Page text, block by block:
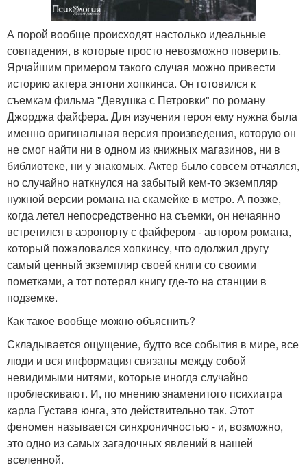
А порой вообще происходят настолько идеальные
совпадения, в которые просто невозможно поверить.
Ярчайшим примером такого случая можно привести
историю актера энтони хопкинса. Он готовился к
съемкам фильма "Девушка с Петровки" по роману
Джорджа файфера. Для изучения героя ему нужна была
именно оригинальная версия произведения, которую он
не смог найти ни в одном из книжных магазинов, ни в
библиотеке, ни у знакомых. Актер было совсем отчаялся,
но случайно наткнулся на забытый кем-то экземпляр
нужной версии романа на скамейке в метро. А позже,
когда летел непосредственно на съемки, он нечаянно
встретился в аэропорту с файфером - автором романа,
который пожаловался хопкинсу, что одолжил другу
самый ценный экземпляр своей книги со своими
пометками, а тот потерял книгу где-то на станции в
подземке.
Как такое вообще можно объяснить?
Складывается ощущение, будто все события в мире, все
люди и вся информация связаны между собой
невидимыми нитями, которые иногда случайно
проблескивают. И, по мнению знаменитого психиатра
карла Густава юнга, это действительно так. Этот
феномен называется синхроничностью - и, возможно,
это одно из самых загадочных явлений в нашей
вселенной.